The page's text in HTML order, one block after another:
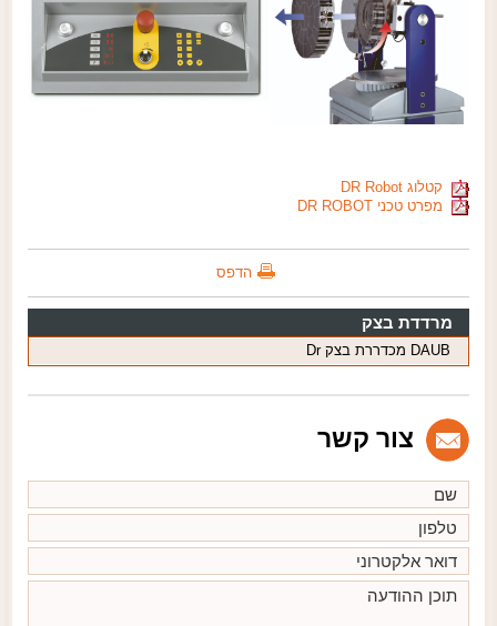
קטלוג DR Robot
מפרט טכני DR ROBOT
הדפס
מרדדת בצק
DAUB מכדררת בצק Dr
צור קשר